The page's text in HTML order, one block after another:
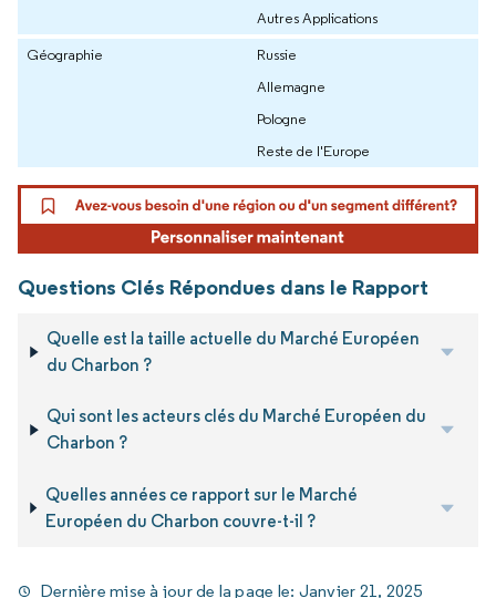
Autres Applications
Géographie
Russie
Allemagne
Pologne
Reste de l'Europe
Questions Clés Répondues dans le Rapport
Quelle est la taille actuelle du Marché Européen
du Charbon ?
Qui sont les acteurs clés du Marché Européen du
Charbon ?
Quelles années ce rapport sur le Marché
Européen du Charbon couvre-t-il ?
Dernière mise à jour de la page le: Janvier 21, 2025